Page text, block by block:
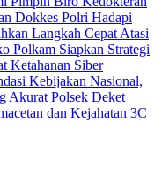
Dokkes Polri Hadapi
Langkah Cepat Atasi
Polkam Siapkan Strategi
Ketahanan Siber
Kebijakan Nasional,
Akurat Polsek Deket
dan Kejahatan 3C